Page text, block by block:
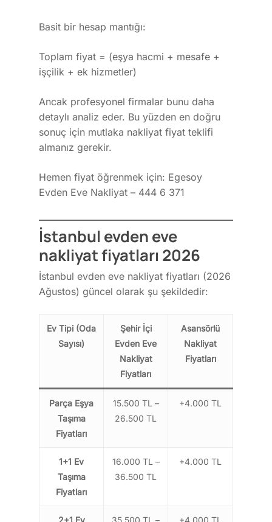
Basit bir hesap mantığı:
Toplam fiyat = (eşya hacmi + mesafe +
işçilik + ek hizmetler)
Ancak profesyonel firmalar bunu daha
detaylı analiz eder. Bu yüzden en doğru
sonuç için mutlaka nakliyat fiyat teklifi
almanız gerekir.
Hemen fiyat öğrenmek için: Egesoy
Evden Eve Nakliyat – 444 6 371
İstanbul evden eve
nakliyat fiyatları 2026
İstanbul evden eve nakliyat fiyatları (2026
Ağustos) güncel olarak şu şekildedir:
Ev Tipi (Oda
Sayısı)
Şehir İçi
Evden Eve
Nakliyat
Fiyatları
Asansörlü
Nakliyat
Fiyatları
Parça Eşya
Taşıma
Fiyatları
15.500 TL –
26.500 TL
+4.000 TL
1+1 Ev
Taşıma
Fiyatları
16.000 TL –
36.500 TL
+4.000 TL
2+1 Ev
35.500 TL –
+4.000 TL